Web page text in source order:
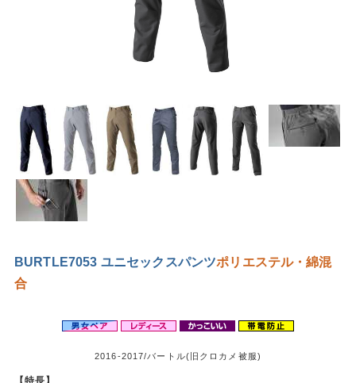
BURTLE7053 ユニセックスパンツポリエステル・綿混
合
2016-2017/バートル(旧クロカメ被服)
【特長】